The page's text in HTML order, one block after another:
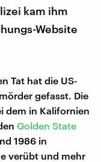
kam ihm
Website
Tat hat die US-
gefasst. Die
dem in Kalifornien
Golden State
1986 in
verübt und mehr